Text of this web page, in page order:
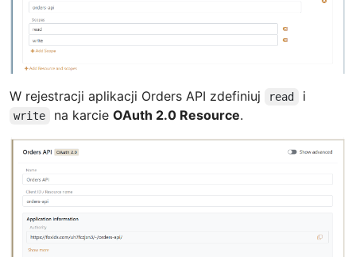
W rejestracji aplikacji Orders API zdefiniuj read i
write na karcie OAuth 2.0 Resource.